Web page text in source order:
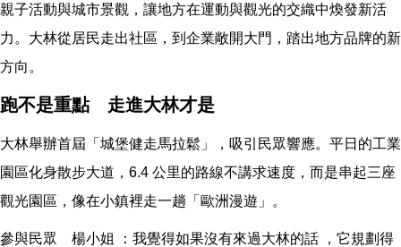
親子活動與城市景觀，讓地方在運動與觀光的交織中煥發新活
力。大林從居民走出社區，到企業敞開大門，踏出地方品牌的新
方向。
跑不是重點 走進大林才是
大林舉辦首屆「城堡健走馬拉鬆」，吸引民眾響應。平日的工業
園區化身散步大道，6.4 公里的路線不講求速度，而是串起三座
觀光園區，像在小鎮裡走一趟「歐洲漫遊」。
參與民眾 楊小姐 ：我覺得如果沒有來過大林的話 ，它規劃得